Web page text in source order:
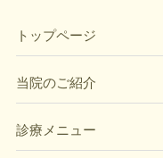
トップページ
当院のご紹介
診療メニュー